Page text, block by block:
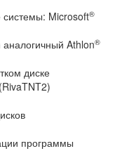
Microsoft®
Athlon®
диске
программы